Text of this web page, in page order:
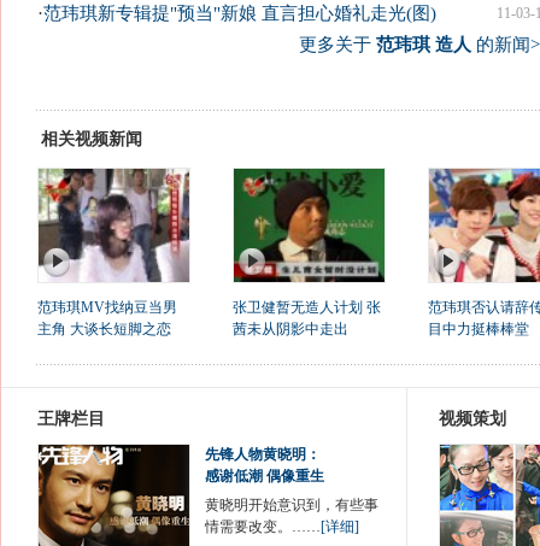
11-03-
·范玮琪新专辑提"预当"新娘 直言担心婚礼走光(图)
更多关于 范玮琪 造人 的新闻
相关视频新闻
范玮琪MV找纳豆当男
主角 大谈长短脚之恋
张卫健暂无造人计划 张
茜未从阴影中走出
范玮琪否认请辞
目中力挺棒棒堂
王牌栏目
先锋人物黄晓明：
感谢低潮 偶像重生
黄晓明开始意识到，有些事
情需要改变。……[详细]
视频策划